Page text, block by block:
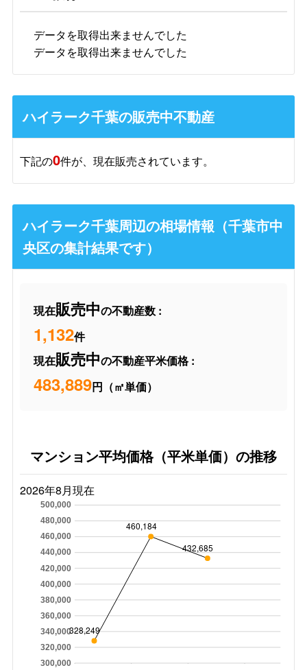
データを取得出来ませんでした
データを取得出来ませんでした
ハイラーク千葉の販売中不動産
下記の0件が、現在販売されています。
ハイラーク千葉周辺の相場情報（千葉市中
央区の集計結果です）
現在販売中の不動産数 :
1,132件
現在販売中の不動産平米価格 :
483,889円（㎡単価）
マンション平均価格（平米単価）の推移
2026年8月現在
300,000
320,000
340,000
360,000
380,000
400,000
420,000
440,000
460,000
480,000
500,000
328,249
460,184
432,685